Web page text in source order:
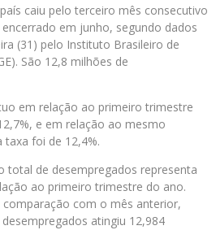
caiu pelo terceiro mês consecutivo
em junho, segundo dados
(31) pelo Instituto Brasileiro de
São 12,8 milhões de
em relação ao primeiro trimestre
e em relação ao mesmo
taxa foi de 12,4%.
total de desempregados representa
ao primeiro trimestre do ano.
com o mês anterior,
atingiu 12,984